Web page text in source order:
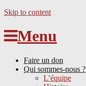
Skip to content
Menu
Faire un don
Qui sommes-nous ?
L’équipe